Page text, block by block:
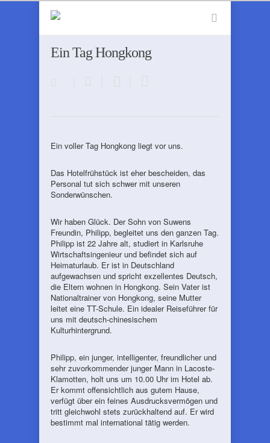
Ein Tag Hongkong
Ein voller Tag Hongkong liegt vor uns.
Das Hotelfrühstück ist eher bescheiden, das
Personal tut sich schwer mit unseren
Sonderwünschen.
Wir haben Glück. Der Sohn von Suwens
Freundin, Philipp, begleitet uns den ganzen Tag.
Philipp ist 22 Jahre alt, studiert in Karlsruhe
Wirtschaftsingenieur und befindet sich auf
Heimaturlaub. Er ist in Deutschland
aufgewachsen und spricht exzellentes Deutsch,
die Eltern wohnen in Hongkong. Sein Vater ist
Nationaltrainer von Hongkong, seine Mutter
leitet eine TT-Schule. Ein idealer Reiseführer für
uns mit deutsch-chinesischem
Kulturhintergrund.
Philipp, ein junger, intelligenter, freundlicher und
sehr zuvorkommender junger Mann in Lacoste-
Klamotten, holt uns um 10.00 Uhr im Hotel ab.
Er kommt offensichtlich aus gutem Hause,
verfügt über ein feines Ausdrucksvermögen und
tritt gleichwohl stets zurückhaltend auf. Er wird
bestimmt mal international tätig werden.